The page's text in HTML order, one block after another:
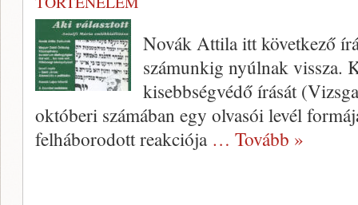
Novák Attila itt következő
számunkig nyúlnak vissza.
kisebbségvédő írását
októberi számában egy olvasói levél
felháborodott reakciója … Tovább »